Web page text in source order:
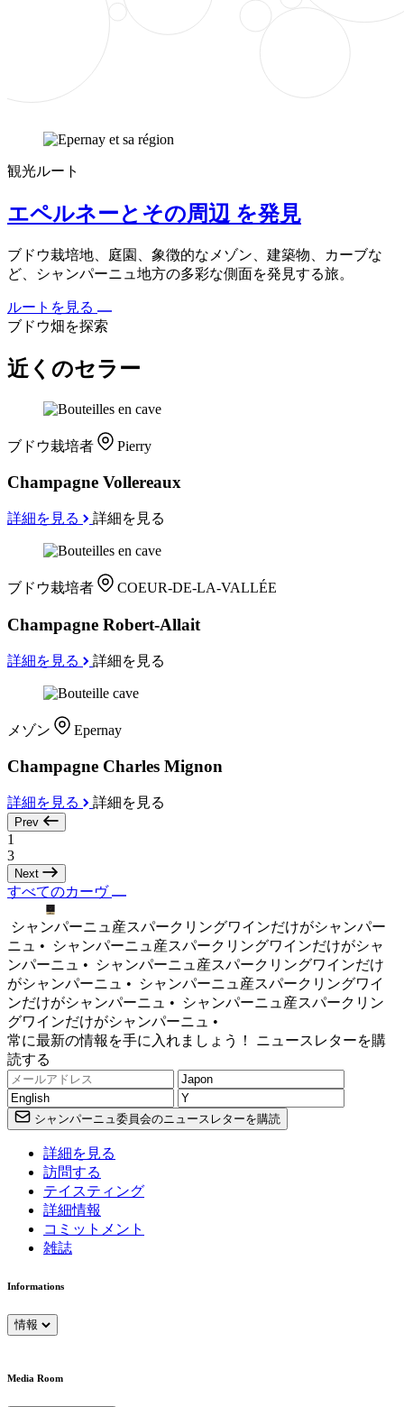
観光ルート
エペルネーとその周辺 を発見
ブドウ栽培地、庭園、象徴的なメゾン、建築物、カーブな
ど、シャンパーニュ地方の多彩な側面を発見する旅。
ルートを見る
ブドウ畑を探索
近くのセラー
ブドウ栽培者 Pierry
Champagne Vollereaux
詳細を見る 詳細を見る
ブドウ栽培者 COEUR-DE-LA-VALLÉE
Champagne Robert-Allait
詳細を見る 詳細を見る
メゾン Epernay
Champagne Charles Mignon
詳細を見る 詳細を見る
Prev
1
3
Next
すべてのカーヴ
シャンパーニュ産スパークリングワインだけがシャンパー
ニュ •
シャンパーニュ産スパークリングワインだけがシャ
ンパーニュ •
シャンパーニュ産スパークリングワインだけ
がシャンパーニュ •
シャンパーニュ産スパークリングワイ
ンだけがシャンパーニュ •
シャンパーニュ産スパークリン
グワインだけがシャンパーニュ •
常に最新の情報を手に入れましょう！ ニュースレターを購
読する
シャンパーニュ委員会のニュースレターを購読
詳細を見る
訪問する
テイスティング
詳細情報
コミットメント
雑誌
Informations
情報
Media Room